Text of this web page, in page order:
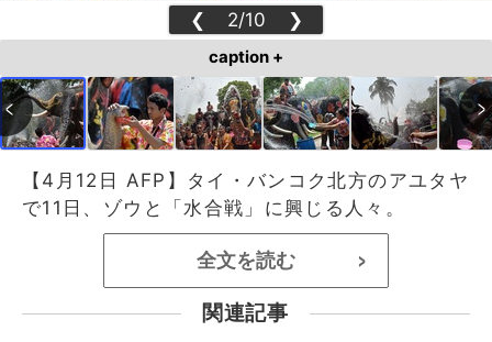
❮ 2/10 ❯
caption +
【4月12日 AFP】タイ・バンコク北方のアユタヤ
で11日、ゾウと「水合戦」に興じる人々。
全文を読む >
関連記事